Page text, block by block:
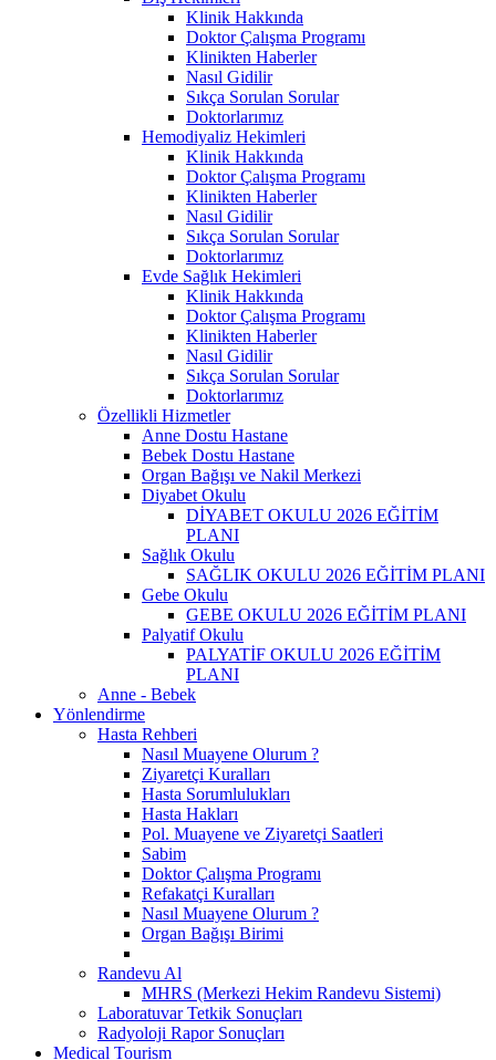
Klinik Hakkında
Doktor Çalışma Programı
Klinikten Haberler
Nasıl Gidilir
Sıkça Sorulan Sorular
Doktorlarımız
Hemodiyaliz Hekimleri
Klinik Hakkında
Doktor Çalışma Programı
Klinikten Haberler
Nasıl Gidilir
Sıkça Sorulan Sorular
Doktorlarımız
Evde Sağlık Hekimleri
Klinik Hakkında
Doktor Çalışma Programı
Klinikten Haberler
Nasıl Gidilir
Sıkça Sorulan Sorular
Doktorlarımız
Özellikli Hizmetler
Anne Dostu Hastane
Bebek Dostu Hastane
Organ Bağışı ve Nakil Merkezi
Diyabet Okulu
DİYABET OKULU 2026 EĞİTİM
PLANI
Sağlık Okulu
SAĞLIK OKULU 2026 EĞİTİM PLANI
Gebe Okulu
GEBE OKULU 2026 EĞİTİM PLANI
Palyatif Okulu
PALYATİF OKULU 2026 EĞİTİM
PLANI
Anne - Bebek
Yönlendirme
Hasta Rehberi
Nasıl Muayene Olurum ?
Ziyaretçi Kuralları
Hasta Sorumlulukları
Hasta Hakları
Pol. Muayene ve Ziyaretçi Saatleri
Sabim
Doktor Çalışma Programı
Refakatçi Kuralları
Nasıl Muayene Olurum ?
Organ Bağışı Birimi
Randevu Al
MHRS (Merkezi Hekim Randevu Sistemi)
Laboratuvar Tetkik Sonuçları
Radyoloji Rapor Sonuçları
Medical Tourism